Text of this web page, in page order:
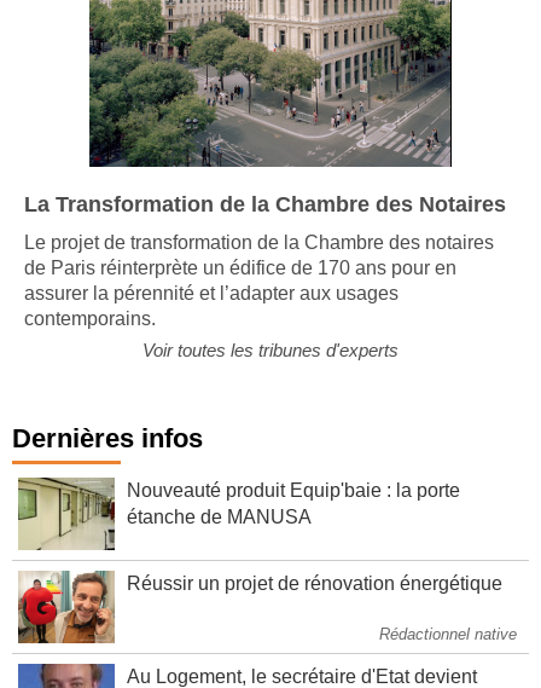
La Transformation de la Chambre des Notaires
Le projet de transformation de la Chambre des notaires
de Paris réinterprète un édifice de 170 ans pour en
assurer la pérennité et l’adapter aux usages
contemporains.
Voir toutes les tribunes d'experts
Dernières infos
Nouveauté produit Equip'baie : la porte
étanche de MANUSA
Réussir un projet de rénovation énergétique
Rédactionnel native
Au Logement, le secrétaire d'Etat devient